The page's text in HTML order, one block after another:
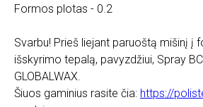
Formos plotas - 0.2
Svarbu! Prieš liejant paruoštą mišinį į
išskyrimo tepalą, pavyzdžiui, Spray
GLOBALWAX.
Šiuos gaminius rasite čia: https://